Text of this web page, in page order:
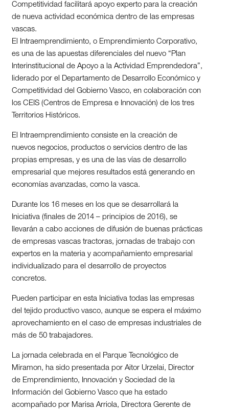
Competitividad facilitará apoyo experto para la creación
de nueva actividad económica dentro de las empresas
vascas.
El Intraemprendimiento, o Emprendimiento Corporativo,
es una de las apuestas diferenciales del nuevo “Plan
Interinstitucional de Apoyo a la Actividad Emprendedora”,
liderado por el Departamento de Desarrollo Económico y
Competitividad del Gobierno Vasco, en colaboración con
los CEIS (Centros de Empresa e Innovación) de los tres
Territorios Históricos.
El Intraemprendimiento consiste en la creación de
nuevos negocios, productos o servicios dentro de las
propias empresas, y es una de las vías de desarrollo
empresarial que mejores resultados está generando en
economías avanzadas, como la vasca.
Durante los 16 meses en los que se desarrollará la
Iniciativa (finales de 2014 – principios de 2016), se
llevarán a cabo acciones de difusión de buenas prácticas
de empresas vascas tractoras, jornadas de trabajo con
expertos en la materia y acompañamiento empresarial
individualizado para el desarrollo de proyectos
concretos.
Pueden participar en esta Iniciativa todas las empresas
del tejido productivo vasco, aunque se espera el máximo
aprovechamiento en el caso de empresas industriales de
más de 50 trabajadores.
La jornada celebrada en el Parque Tecnológico de
Miramon, ha sido presentada por Aitor Urzelai, Director
de Emprendimiento, Innovación y Sociedad de la
Información del Gobierno Vasco que ha estado
acompañado por Marisa Arriola, Directora Gerente de